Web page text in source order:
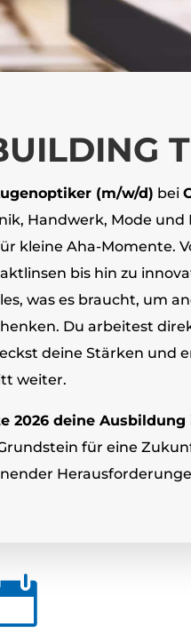
(m/w/d) bei
Handwerk, Mode
kleine Aha-Momente.
bis hin zu
was es braucht, um
Du arbeitest
deine Stärken und
weiter.
2026 deine
für eine